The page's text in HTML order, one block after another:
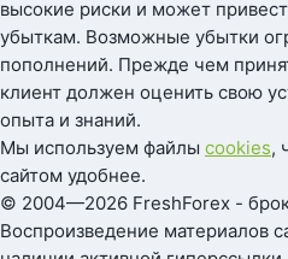
высокие риски и может
убыткам. Возможные убытки
пополнений. Прежде чем
клиент должен оценить свою
опыта и знаний.
Мы используем файлы cookies,
сайтом удобнее.
© 2004—2026 FreshForex -
Воспроизведение материалов